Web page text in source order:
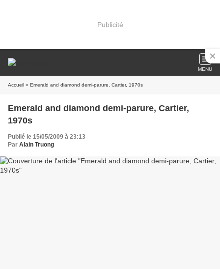
Publicité
MENU
Accueil » Emerald and diamond demi-parure, Cartier, 1970s
Emerald and diamond demi-parure, Cartier,
1970s
Publié le 15/05/2009 à 23:13
Par Alain Truong